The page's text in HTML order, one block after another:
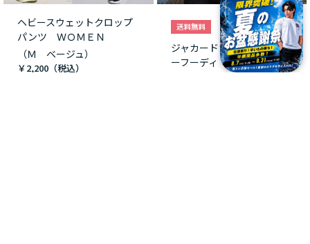
ヘビースウェットクロップ
パンツ ＷＯＭＥＮ
（Ｍ ベージュ）
￥2,200
ジャカードカモプルオーバ
ーフーディ